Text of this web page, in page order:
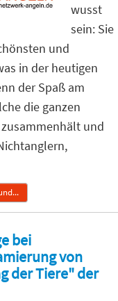
wusst
sein: Sie
und
in der heutigen
der Spaß am
die ganzen
und
bei
von
der Tiere" der